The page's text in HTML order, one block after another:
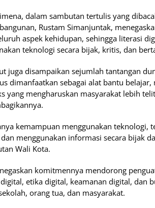
dalam sambutan tertulis yang
Rustam Simanjuntak,
aspek kehidupan, sehingga literasi
teknologi secara bijak, kritis, dan
juga disampaikan sejumlah tantangan
dimanfaatkan sebagai alat bantu
yang mengharuskan masyarakat lebih
kemampuan menggunakan teknologi,
menggunakan informasi secara bijak
Wali Kota.
komitmennya mendorong
etika digital, keamanan digital, dan
orang tua, dan masyarakat.